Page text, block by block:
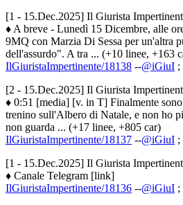
[1 - 15.Dec.2025] Il Giurista
♦ A breve - Lunedì 15 Dicembre, alle
9MQ con Marzia Di Sessa per un'altra
dell'assurdo". A tra ... (+10 linee, +163
IlGiuristaImpertinente/18138 --@iGiuI ;
[2 - 15.Dec.2025] Il Giurista
♦ 0:51 [media] [v. in T] Finalmente
trenino sull'Albero di Natale, e non ho
non guarda ... (+17 linee, +805 car)
IlGiuristaImpertinente/18137 --@iGiuI ;
[1 - 15.Dec.2025] Il Giurista
♦ Canale Telegram [link]
IlGiuristaImpertinente/18136 --@iGiuI ;